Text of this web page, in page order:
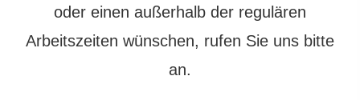
oder einen außerhalb der regulären
Arbeitszeiten wün­schen, rufen Sie uns bitte
an.